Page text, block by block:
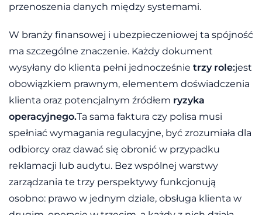
przenoszenia danych między systemami.
W branży finansowej i ubezpieczeniowej ta spójność
ma szczególne znaczenie. Każdy dokument
wysyłany do klienta pełni jednocześnie trzy role:jest
obowiązkiem prawnym, elementem doświadczenia
klienta oraz potencjalnym źródłem ryzyka
operacyjnego.Ta sama faktura czy polisa musi
spełniać wymagania regulacyjne, być zrozumiała dla
odbiorcy oraz dawać się obronić w przypadku
reklamacji lub audytu. Bez wspólnej warstwy
zarządzania te trzy perspektywy funkcjonują
osobno: prawo w jednym dziale, obsługa klienta w